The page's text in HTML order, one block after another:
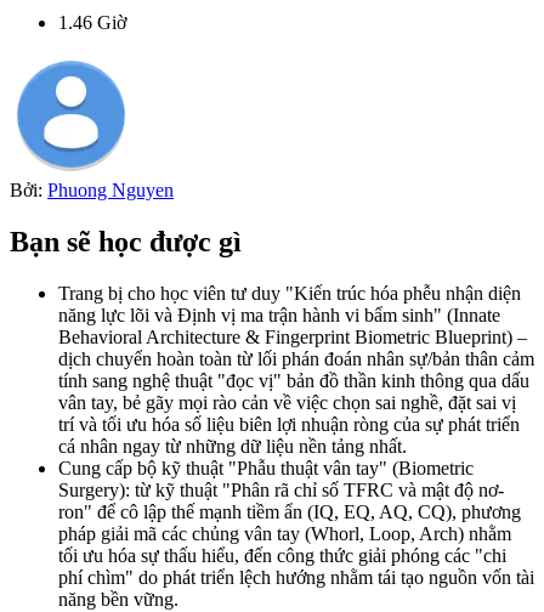
1.46 Giờ
Bởi: Phuong Nguyen
Bạn sẽ học được gì
Trang bị cho học viên tư duy "Kiến trúc hóa phễu nhận diện
năng lực lõi và Định vị ma trận hành vi bẩm sinh" (Innate
Behavioral Architecture & Fingerprint Biometric Blueprint) –
dịch chuyển hoàn toàn từ lối phán đoán nhân sự/bản thân cảm
tính sang nghệ thuật "đọc vị" bản đồ thần kinh thông qua dấu
vân tay, bẻ gãy mọi rào cản về việc chọn sai nghề, đặt sai vị
trí và tối ưu hóa số liệu biên lợi nhuận ròng của sự phát triển
cá nhân ngay từ những dữ liệu nền tảng nhất.
Cung cấp bộ kỹ thuật "Phẫu thuật vân tay" (Biometric
Surgery): từ kỹ thuật "Phân rã chỉ số TFRC và mật độ nơ-
ron" để cô lập thế mạnh tiềm ẩn (IQ, EQ, AQ, CQ), phương
pháp giải mã các chủng vân tay (Whorl, Loop, Arch) nhằm
tối ưu hóa sự thấu hiểu, đến công thức giải phóng các "chi
phí chìm" do phát triển lệch hướng nhằm tái tạo nguồn vốn tài
năng bền vững.